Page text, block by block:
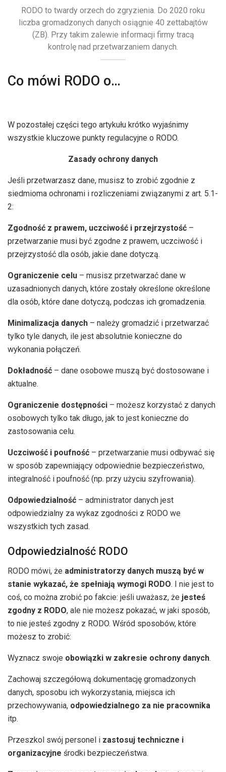
RODO to twardy orzech do zgryzienia. Do 2020 roku
liczba gromadzonych danych osiągnie 40 zettabajtów
(ZB). Przy takim zalewie informacji firmy tracą
kontrolę nad przetwarzaniem danych.
Co mówi RODO o…
W pozostałej części tego artykułu krótko wyjaśnimy
wszystkie kluczowe punkty regulacyjne o RODO.
Zasady ochrony danych
Jeśli przetwarzasz dane, musisz to zrobić zgodnie z
siedmioma ochronami i rozliczeniami związanymi z art. 5.1-
2:
Zgodność z prawem, uczciwość i przejrzystość –
przetwarzanie musi być zgodne z prawem, uczciwość i
przejrzystość dla osób, jakie dane dotyczą.
Ograniczenie celu – musisz przetwarzać dane w
uzasadnionych danych, które zostały określone określone
dla osób, które dane dotyczą, podczas ich gromadzenia.
Minimalizacja danych – należy gromadzić i przetwarzać
tylko tyle danych, ile jest absolutnie konieczne do
wykonania połączeń.
Dokładność – dane osobowe muszą być dostosowane i
aktualne.
Ograniczenie dostępności – możesz korzystać z danych
osobowych tylko tak długo, jak to jest konieczne do
zastosowania celu.
Uczciwość i poufność – przetwarzanie musi odbywać się
w sposób zapewniający odpowiednie bezpieczeństwo,
integralność i poufność (np. przy użyciu szyfrowania).
Odpowiedzialność – administrator danych jest
odpowiedzialny za wykaz zgodności z RODO we
wszystkich tych zasad.
Odpowiedzialność RODO
RODO mówi, że administratorzy danych muszą być w
stanie wykazać, że spełniają wymogi RODO. I nie jest to
coś, co można zrobić po fakcie: jeśli uważasz, że jesteś
zgodny z RODO, ale nie możesz pokazać, w jaki sposób,
to nie jesteś zgodny z RODO. Wśród sposobów, które
możesz to zrobić:
Wyznacz swoje obowiązki w zakresie ochrony danych.
Zachowaj szczegółową dokumentację gromadzonych
danych, sposobu ich wykorzystania, miejsca ich
przechowywania, odpowiedzialnego za nie pracownika
itp.
Przeszkol swój personel i zastosuj techniczne i
organizacyjne środki bezpieczeństwa.